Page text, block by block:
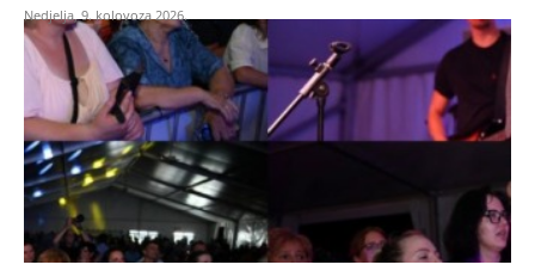
Nedjelja, 9. kolovoza 2026.